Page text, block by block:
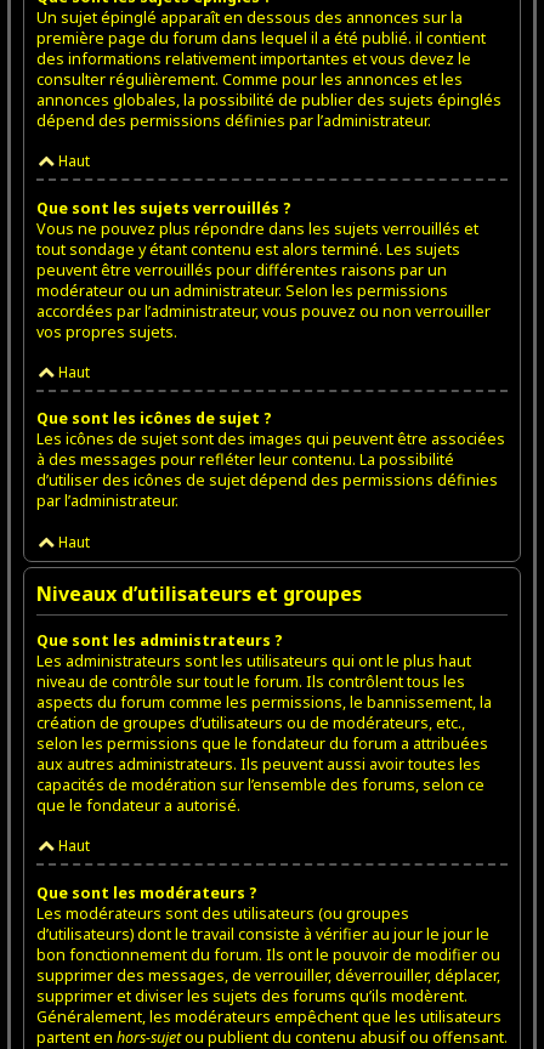
Un sujet épinglé apparaît en dessous des annonces sur la
première page du forum dans lequel il a été publié. il contient
des informations relativement importantes et vous devez le
consulter régulièrement. Comme pour les annonces et les
annonces globales, la possibilité de publier des sujets épinglés
dépend des permissions définies par l’administrateur.
Haut
Que sont les sujets verrouillés ?
Vous ne pouvez plus répondre dans les sujets verrouillés et
tout sondage y étant contenu est alors terminé. Les sujets
peuvent être verrouillés pour différentes raisons par un
modérateur ou un administrateur. Selon les permissions
accordées par l’administrateur, vous pouvez ou non verrouiller
vos propres sujets.
Haut
Que sont les icônes de sujet ?
Les icônes de sujet sont des images qui peuvent être associées
à des messages pour refléter leur contenu. La possibilité
d’utiliser des icônes de sujet dépend des permissions définies
par l’administrateur.
Haut
Niveaux d’utilisateurs et groupes
Que sont les administrateurs ?
Les administrateurs sont les utilisateurs qui ont le plus haut
niveau de contrôle sur tout le forum. Ils contrôlent tous les
aspects du forum comme les permissions, le bannissement, la
création de groupes d’utilisateurs ou de modérateurs, etc.,
selon les permissions que le fondateur du forum a attribuées
aux autres administrateurs. Ils peuvent aussi avoir toutes les
capacités de modération sur l’ensemble des forums, selon ce
que le fondateur a autorisé.
Haut
Que sont les modérateurs ?
Les modérateurs sont des utilisateurs (ou groupes
d’utilisateurs) dont le travail consiste à vérifier au jour le jour le
bon fonctionnement du forum. Ils ont le pouvoir de modifier ou
supprimer des messages, de verrouiller, déverrouiller, déplacer,
supprimer et diviser les sujets des forums qu’ils modèrent.
Généralement, les modérateurs empêchent que les utilisateurs
partent en hors-sujetou publient du contenu abusif ou offensant.